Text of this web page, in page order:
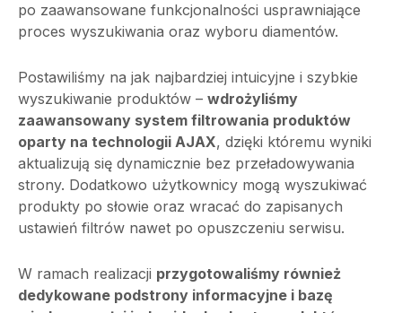
po zaawansowane funkcjonalności usprawniające
proces wyszukiwania oraz wyboru diamentów.
Postawiliśmy na jak najbardziej intuicyjne i szybkie
wyszukiwanie produktów – wdrożyliśmy
zaawansowany system filtrowania produktów
oparty na technologii AJAX, dzięki któremu wyniki
aktualizują się dynamicznie bez przeładowywania
strony. Dodatkowo użytkownicy mogą wyszukiwać
produkty po słowie oraz wracać do zapisanych
ustawień filtrów nawet po opuszczeniu serwisu.
W ramach realizacji przygotowaliśmy również
dedykowane podstrony informacyjne i bazę